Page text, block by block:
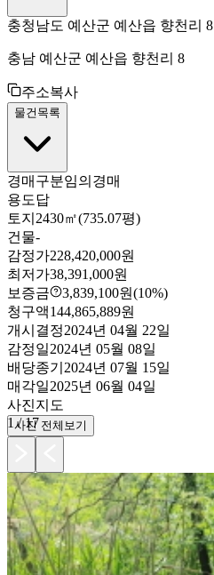
충청남도 예산군 예산읍 향천리 8
충남 예산군 예산읍 향천리 8
주소복사
물건목록
경매구분임의경매
용도답
토지 2430㎡(735.07평)
건물-
감정가228,420,000원
최저가38,391,000원
보증금
3,839,100원(10%)
청구액144,865,889원
개시결정2024년 04월 22일
감정일2024년 05월 08일
배당종기 2024년 07월 15일
매각일2025년 06월 04일
사진지도
1 /17
사진 전체보기